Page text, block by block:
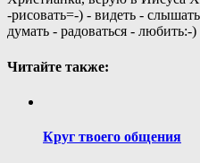
-рисовать=-) - видеть -
думать - радоваться - любить:-)
Читайте также:
Круг твоего общения